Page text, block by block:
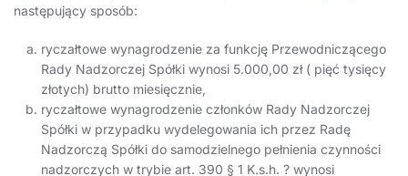
następujący sposób:
ryczałtowe wynagrodzenie za funkcję Przewodniczącego
Rady Nadzorczej Spółki wynosi 5.000,00 zł ( pięć tysięcy
złotych) brutto miesięcznie,
ryczałtowe wynagrodzenie członków Rady Nadzorczej
Spółki w przypadku wydelegowania ich przez Radę
Nadzorczą Spółki do samodzielnego pełnienia czynności
nadzorczych w trybie art. 390 § 1 K.s.h. ? wynosi